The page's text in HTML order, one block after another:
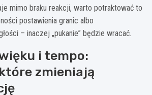
mimo braku reakcji, warto potraktować to
postawienia granic albo
– inaczej „pukanie” będzie wracać.
i tempo:
zmieniają